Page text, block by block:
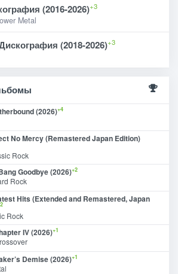
(2016-2026)+3
Metal
(2018-2026)+3
(2026)+4
No Mercy (Remastered Japan Edition)
Rock
Goodbye (2026)+2
Rock
Hits (Extended and Remastered, Japan
Rock
IV (2026)+1
Demise (2026)+1